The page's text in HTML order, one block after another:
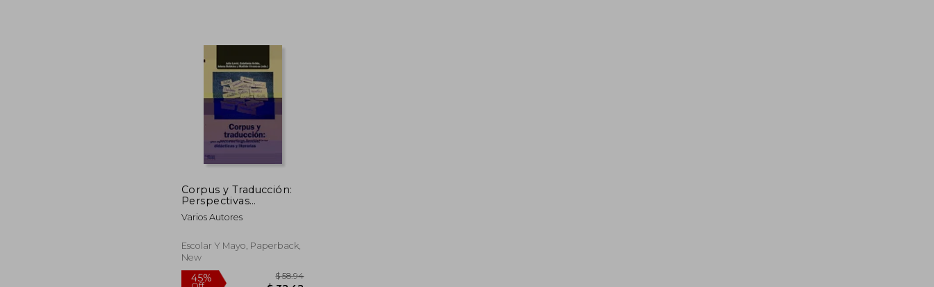
50%
Off
Corpus y Traducción:
Perspectivas
Lingüísticas, Didácticas
y Literarias (in Spanish)
Varios Autores
Escolar Y Mayo, Paperback,
New